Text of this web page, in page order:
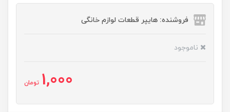
فروشنده: هایپر قطعات لوازم خانگی
ناموجود
1,000 تومان